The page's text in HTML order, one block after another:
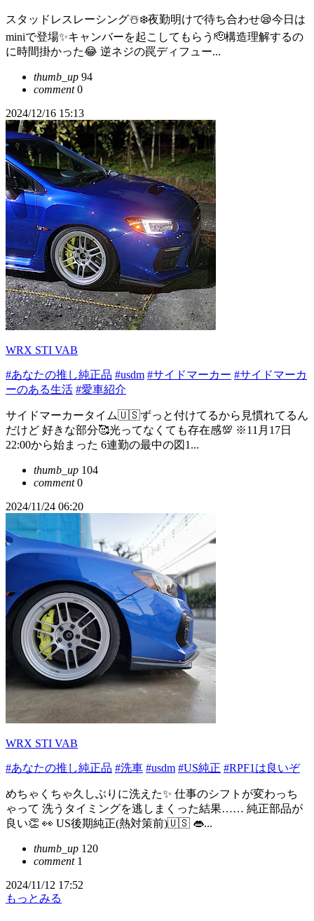
スタッドレスレーシング☃️❄️夜勤明けで待ち合わせ😪今日は
miniで登場✨キャンバーを起こしてもらう🫡構造理解するの
に時間掛かった😂 逆ネジの罠ディフュー...
thumb_up 94
comment0
2024/12/16 15:13
WRX STI VAB
#あなたの推し純正品 #usdm #サイドマーカー #サイドマーカ
ーのある生活 #愛車紹介
サイドマーカータイム🇺🇸ずっと付けてるから見慣れてるん
だけど 好きな部分🥰光ってなくても存在感💯 ※11月17日
22:00から始まった 6連勤の最中の図1...
thumb_up 104
comment0
2024/11/24 06:20
WRX STI VAB
#あなたの推し純正品 #洗車 #usdm #US純正 #RPF1は良いぞ
めちゃくちゃ久しぶりに洗えた✨ 仕事のシフトが変わっち
ゃって 洗うタイミングを逃しまくった結果…… 純正部品が
良い👏 👀 US後期純正(熱対策前)🇺🇸 👄...
thumb_up 120
comment1
2024/11/12 17:52
もっとみる